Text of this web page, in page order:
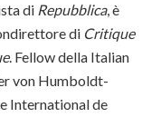
di Repubblica, è
di Critique
. Fellow della Italian
von Humboldt-
International de